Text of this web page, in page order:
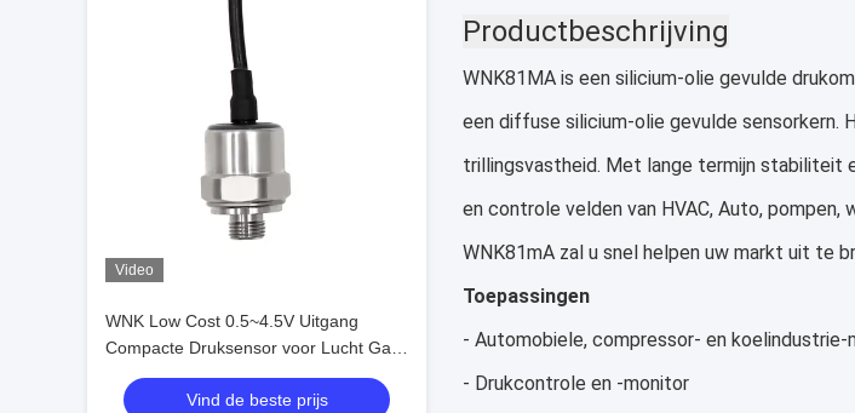
Video
WNK Low Cost 0.5~4.5V Uitgang
Compacte Druksensor voor Lucht Gas
Vind de beste prijs
Productbeschrijving
WNK81MA is een silicium-olie gevulde
een diffuse silicium-olie gevulde sensorkern.
trillingsvastheid. Met lange termijn stabiliteit
en controle velden van HVAC, Auto, pompen,
WNK81mA zal u snel helpen uw markt uit te
Toepassingen
- Automobiele, compressor- en koelindustrie-
- Drukcontrole en -monitor